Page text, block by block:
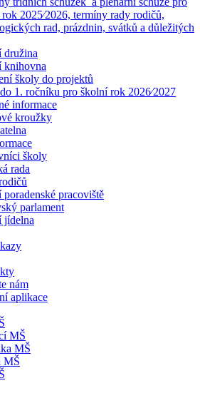
2025⁄2026, termíny rady rodičů,
rad, prázdnin, svátků a důležitých
družina
knihovna
školy do projektů
1. ročníku pro školní rok 2026⁄2027
informace
kroužky
školy
rada
poradenské pracoviště
parlament
jídelna
nám
aplikace
MŠ
MŠ
MŠ